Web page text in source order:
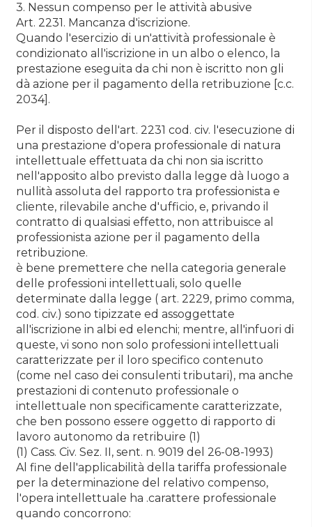
3. Nessun compenso per le attività abusive
Art. 2231. Mancanza d'iscrizione.
Quando l'esercizio di un'attività professionale è
condizionato all'iscrizione in un albo o elenco, la
prestazione eseguita da chi non è iscritto non gli
dà azione per il pagamento della retribuzione [c.c.
2034].
Per il disposto dell'art. 2231 cod. civ. l'esecuzione di
una prestazione d'opera professionale di natura
intellettuale effettuata da chi non sia iscritto
nell'apposito albo previsto dalla legge dà luogo a
nullità assoluta del rapporto tra professionista e
cliente, rilevabile anche d'ufficio, e, privando il
contratto di qualsiasi effetto, non attribuisce al
professionista azione per il pagamento della
retribuzione.
è bene premettere che nella categoria generale
delle professioni intellettuali, solo quelle
determinate dalla legge ( art. 2229, primo comma,
cod. civ.) sono tipizzate ed assoggettate
all'iscrizione in albi ed elenchi; mentre, all'infuori di
queste, vi sono non solo professioni intellettuali
caratterizzate per il loro specifico contenuto
(come nel caso dei consulenti tributari), ma anche
prestazioni di contenuto professionale o
intellettuale non specificamente caratterizzate,
che ben possono essere oggetto di rapporto di
lavoro autonomo da retribuire (1)
(1) Cass. Civ. Sez. II, sent. n. 9019 del 26-08-1993)
Al fine dell'applicabilità della tariffa professionale
per la determinazione del relativo compenso,
l'opera intellettuale ha .carattere professionale
quando concorrono: